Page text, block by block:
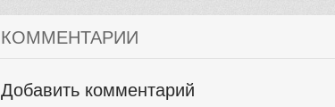
КОММЕНТАРИИ
Добавить комментарий